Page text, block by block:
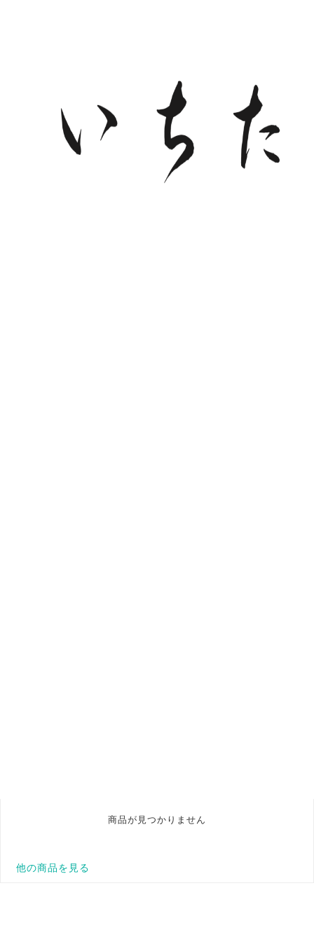
商品が見つかりません
他の商品を見る